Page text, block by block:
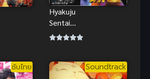
Hyakuju
Sentai
Gaoranger ศึก
สรรพสัตว์ กา
ซับไทย Soundtrack